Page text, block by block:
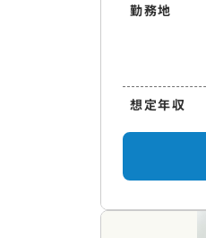
勤務地
想定年収